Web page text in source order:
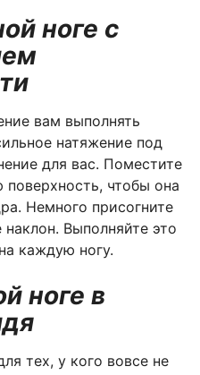
ноге с
вам выполнять
натяжение под
для вас. Поместите
чтобы она
Немного присогните
Выполняйте это
каждую ногу.
ноге в
тех, у кого вовсе не